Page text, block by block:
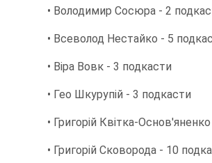
• Володимир Сосюра - 2
• Всеволод Нестайко - 5
• Віра Вовк - 3 подкасти
• Гео Шкурупій - 3 подкасти
• Григорій Квітка-
• Григорій Сковорода - 10